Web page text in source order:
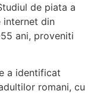
de piata a
din
ani, proveniti
a identificat
romani, cu